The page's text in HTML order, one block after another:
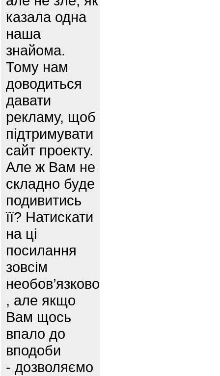
казала одна
наша
знайома.
Тому нам
доводиться
давати
рекламу, щоб
підтримувати
сайт проекту.
Але ж Вам не
складно буде
подивитись
її? Натискати
на ці
посилання
зовсім
необов’язково
, але якщо
Вам щось
впало до
вподоби
- дозволяємо